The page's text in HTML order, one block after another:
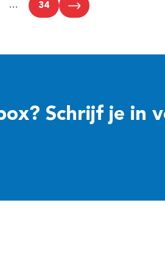
… 34
Schrijf je in